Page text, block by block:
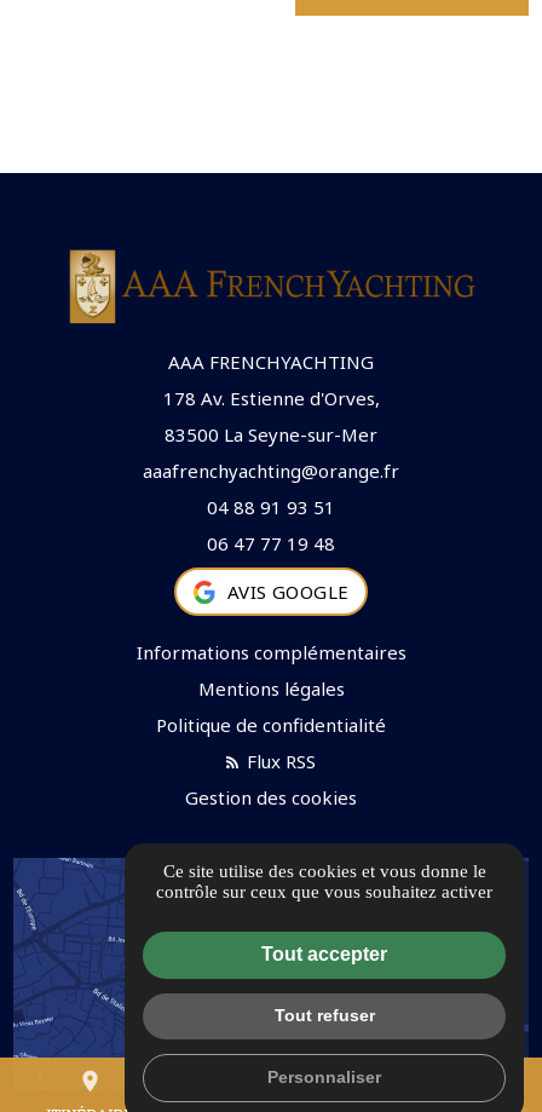
place mail
AAA FRENCHYACHTING
178 Av. Estienne d'Orves,
83500 La Seyne-sur-Mer
aaafrenchyachting@orange.fr
04 88 91 93 51
06 47 77 19 48
AVIS GOOGLE
Informations complémentaires
Mentions légales
Politique de confidentialité
Flux RSS
Gestion des cookies
Ce site utilise des cookies et vous donne le
contrôle sur ceux que vous souhaitez activer
Tout accepter
Tout refuser
Personnaliser